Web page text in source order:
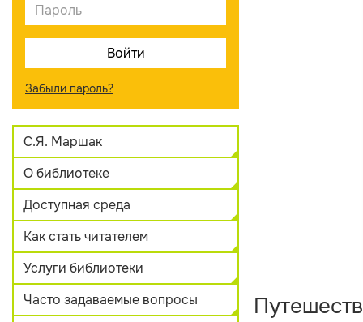
Забыли пароль?
С.Я. Маршак
О библиотеке
Доступная среда
Как стать читателем
Услуги библиотеки
Часто задаваемые вопросы